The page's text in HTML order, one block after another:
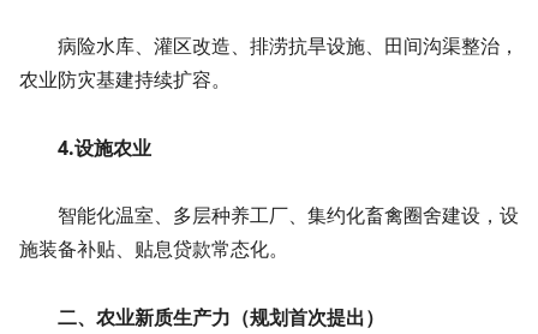
病险水库、灌区改造、排涝抗旱设施、田间沟渠整治，
农业防灾基建持续扩容。
4.设施农业
智能化温室、多层种养工厂、集约化畜禽圈舍建设，设
施装备补贴、贴息贷款常态化。
二、农业新质生产力（规划首次提出）